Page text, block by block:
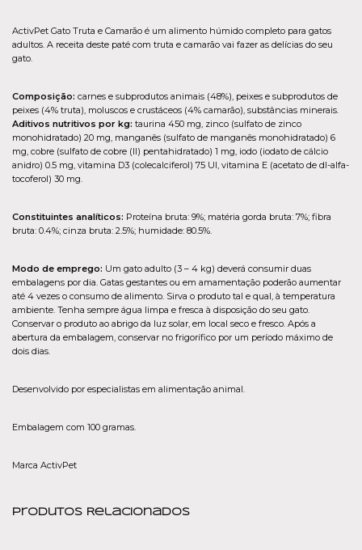
ActivPet Gato Truta e Camarão é um alimento húmido completo para gatos
adultos. A receita deste paté com truta e camarão vai fazer as delícias do seu
gato.
Composição: carnes e subprodutos animais (48%), peixes e subprodutos de
peixes (4% truta), moluscos e crustáceos (4% camarão), substâncias minerais.
Aditivos nutritivos por kg: taurina 450 mg, zinco (sulfato de zinco
monohidratado) 20 mg, manganês (sulfato de manganês monohidratado) 6
mg, cobre (sulfato de cobre (II) pentahidratado) 1 mg, iodo (iodato de cálcio
anidro) 0.5 mg, vitamina D3 (colecalciferol) 75 UI, vitamina E (acetato de dl-alfa-
tocoferol) 30 mg.
Constituintes analíticos: Proteína bruta: 9%; matéria gorda bruta: 7%; fibra
bruta: 0.4%; cinza bruta: 2.5%; humidade: 80.5%.
Modo de emprego: Um gato adulto (3 – 4 kg) deverá consumir duas
embalagens por dia. Gatas gestantes ou em amamentação poderão aumentar
até 4 vezes o consumo de alimento. Sirva o produto tal e qual, à temperatura
ambiente. Tenha sempre água limpa e fresca à disposição do seu gato.
Conservar o produto ao abrigo da luz solar, em local seco e fresco. Após a
abertura da embalagem, conservar no frigorífico por um período máximo de
dois dias.
Desenvolvido por especialistas em alimentação animal.
Embalagem com 100 gramas.
Marca ActivPet
Produtos Relacionados